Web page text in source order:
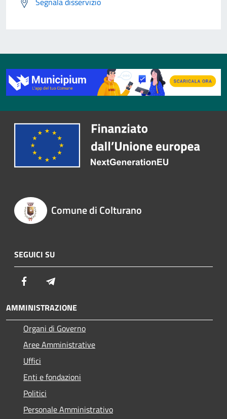
Comune di Colturano
SEGUICI SU
Facebook
AMMINISTRAZIONE
Organi di Governo
Aree Amministrative
Uffici
Enti e fondazioni
Politici
Personale Amministrativo